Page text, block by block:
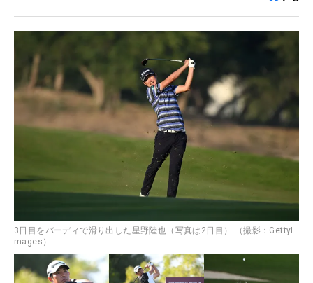
3日目をバーディで滑り出した星野陸也（写真は2日目） （撮影：GettyI
mages）